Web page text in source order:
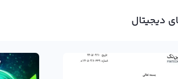
رابکس قابل مشاهده است و کاربران می‌توانند با استفاده
قیمت این ارز دیجیتال را بررسی کنند. با استفاده از
دیجیتال